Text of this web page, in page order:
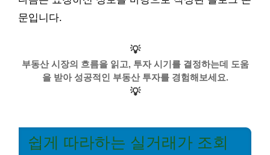
문입니다.
💡
부동산 시장의 흐름을 읽고, 투자 시기를 결정하는데 도움
을 받아 성공적인 부동산 투자를 경험해보세요.
💡
쉽게 따라하는 실거래가 조회